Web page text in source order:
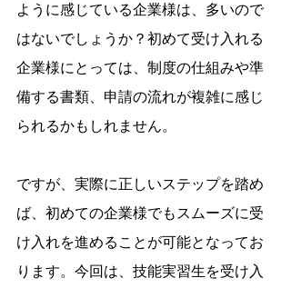
ように感じている企業様は、多いので
はないでしょうか？初めて受け入れる
企業様にとっては、制度の仕組みや準
備する書類、申請の流れが複雑に感じ
られるかもしれません。
ですが、実際に正しいステップを踏め
ば、初めての企業様でもスムーズに受
け入れを進めることが可能となってお
ります。今回は、技能実習生を受け入